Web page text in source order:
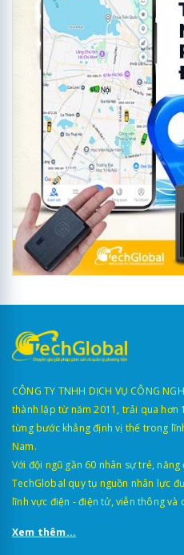
CÔNG TY TNHH DỊCH VỤ CÔNG
thành lập từ năm 2011, trải qua hơn
từng bước khẳng định vị thế trong
Nam.
Với đội ngũ gần 60 nhân sự trẻ,
TechGlobal quy tụ nguồn nhân lực
lĩnh vực điện - điện tử, viễn thông và
Xem thêm...